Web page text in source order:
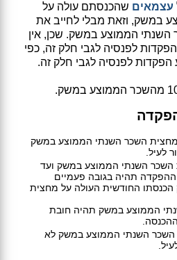
עצמאים שהכנסתם עולה על
במשק, וזאת מבלי לחייב את
הממוצע במשק. שכן, אין
לפנסיה לגבי חלק זה, כפי
הפקדות לפנסיה לגבי חלק זה.
מחצית השכר השנתי הממוצע במשק
לעיל.
השכר השנתי הממוצע במשק ועד
תהיה בגובה פעמיים
20%, מחלק הכנסתו החודשית העולה על מחצית
הממוצע במשק תהיה חובת
השכר השנתי הממוצע במשק לא